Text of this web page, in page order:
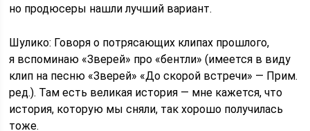
но продюсеры нашли лучший вариант.
Шулико: Говоря о потрясающих клипах прошлого,
я вспоминаю «Зверей» про «бентли» (имеется в виду
клип на песню «Зверей» «До скорой встречи» — Прим.
ред.). Там есть великая история — мне кажется, что
история, которую мы сняли, так хорошо получилась
тоже.